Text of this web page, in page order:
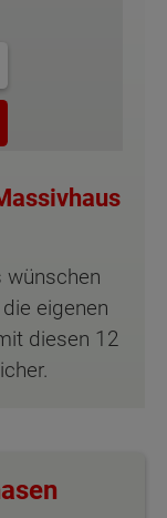
wünschen
eigenen
diesen 12